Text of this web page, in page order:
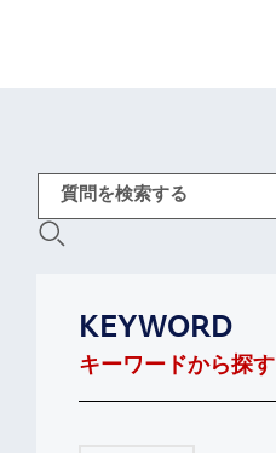
KEYWORD
キーワードから探す